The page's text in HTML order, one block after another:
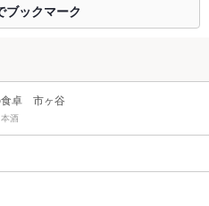
ブックマーク
食卓 市ヶ谷
酒